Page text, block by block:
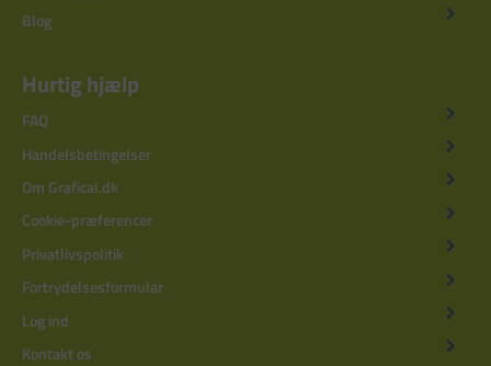
Blog
Hurtig hjælp
FAQ
Handelsbetingelser
Om Grafical.dk
Cookie-præferencer
Privatlivspolitik
Fortrydelsesformular
Log ind
Kontakt os